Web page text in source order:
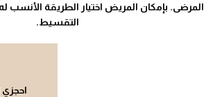
المرضى. بإمكان المريض اختيار الطريقة الأنسب
التقسيط.